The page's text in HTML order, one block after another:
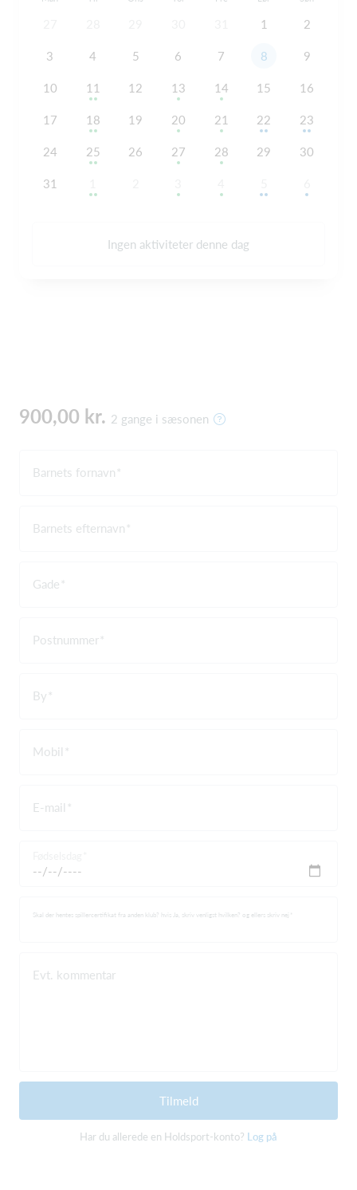
1 2
3 4 5 6 7 8 9
10 11 12 13 14 15 16
17 18 19 20 21 22 23
24 25 26 27 28 29 30
31
Ingen aktiviteter denne dag
900,00 kr. 2 gange i sæsonen
Barnets fornavn
Barnets efternavn
Gade
Postnummer
By
Mobil
E-mail
Skal der hentes spillercertifikat fra anden klub? hvis Ja, skriv venligst hvilken? og ellers skriv nej
Evt. kommentar
Tilmeld
Har du allerede en Holdsport-konto? Log på